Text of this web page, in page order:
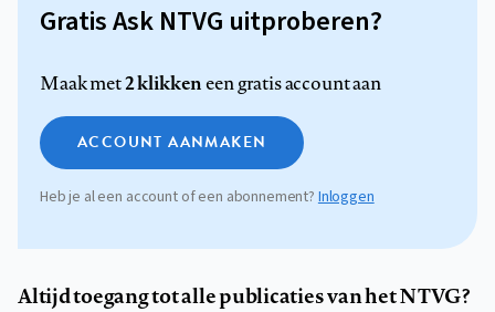
Gratis Ask NTVG uitproberen?
Maak met2 klikkeneen gratis account aan
ACCOUNT AANMAKEN
Heb je al een account of een abonnement?Inloggen
Altijd toegang tot alle publicaties van het NTVG?